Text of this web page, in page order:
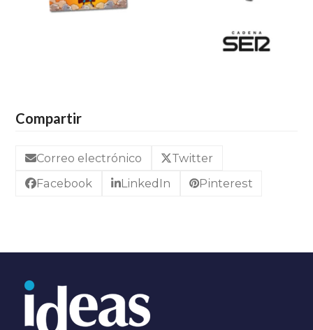
Compartir
Correo electrónico
Twitter
Facebook
LinkedIn Pinterest